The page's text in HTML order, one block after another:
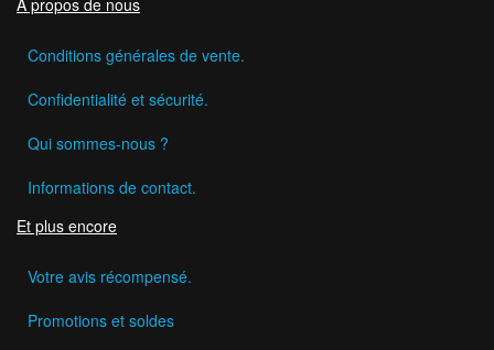
Conditions générales de vente.
Confidentialité et sécurité.
Qui sommes-nous ?
Informations de contact.
Et plus encore
Votre avis récompensé.
Promotions et soldes